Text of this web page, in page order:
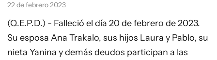
22 de febrero 2023
(Q.E.P.D.) - Falleció el día 20 de febrero de 2023.
Su esposa Ana Trakalo, sus hijos Laura y Pablo, su
nieta Yanina y demás deudos participan a las